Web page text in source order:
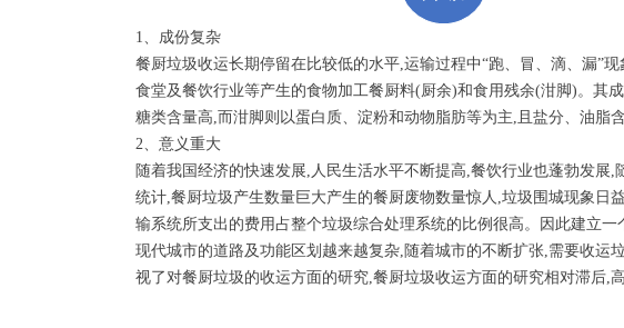
1、成份复杂
餐厨垃圾收运长期停留在比较低的水平,运输过程中“跑、冒、滴、漏”
食堂及餐饮行业等产生的食物加工餐厨料(厨余)和食用残余(泔脚)。其
糖类含量高,而泔脚则以蛋白质、淀粉和动物脂肪等为主,且盐分、油脂含
2、意义重大
随着我国经济的快速发展,人民生活水平不断提高,餐饮行业也蓬勃发
统计,餐厨垃圾产生数量巨大产生的餐厨废物数量惊人,垃圾围城现象
输系统所支出的费用占整个垃圾综合处理系统的比例很高。因此建立
现代城市的道路及功能区划越来越复杂,随着城市的不断扩张,需要收
视了对餐厨垃圾的收运方面的研究,餐厨垃圾收运方面的研究相对滞后,